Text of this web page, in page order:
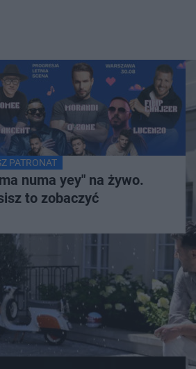
PATRONAT
numa yey" na żywo.
to zobaczyć